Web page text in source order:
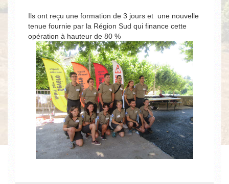
Ils ont reçu une formation de 3 jours et une nouvelle
tenue fournie par la Région Sud qui finance cette
opération à hauteur de 80 %